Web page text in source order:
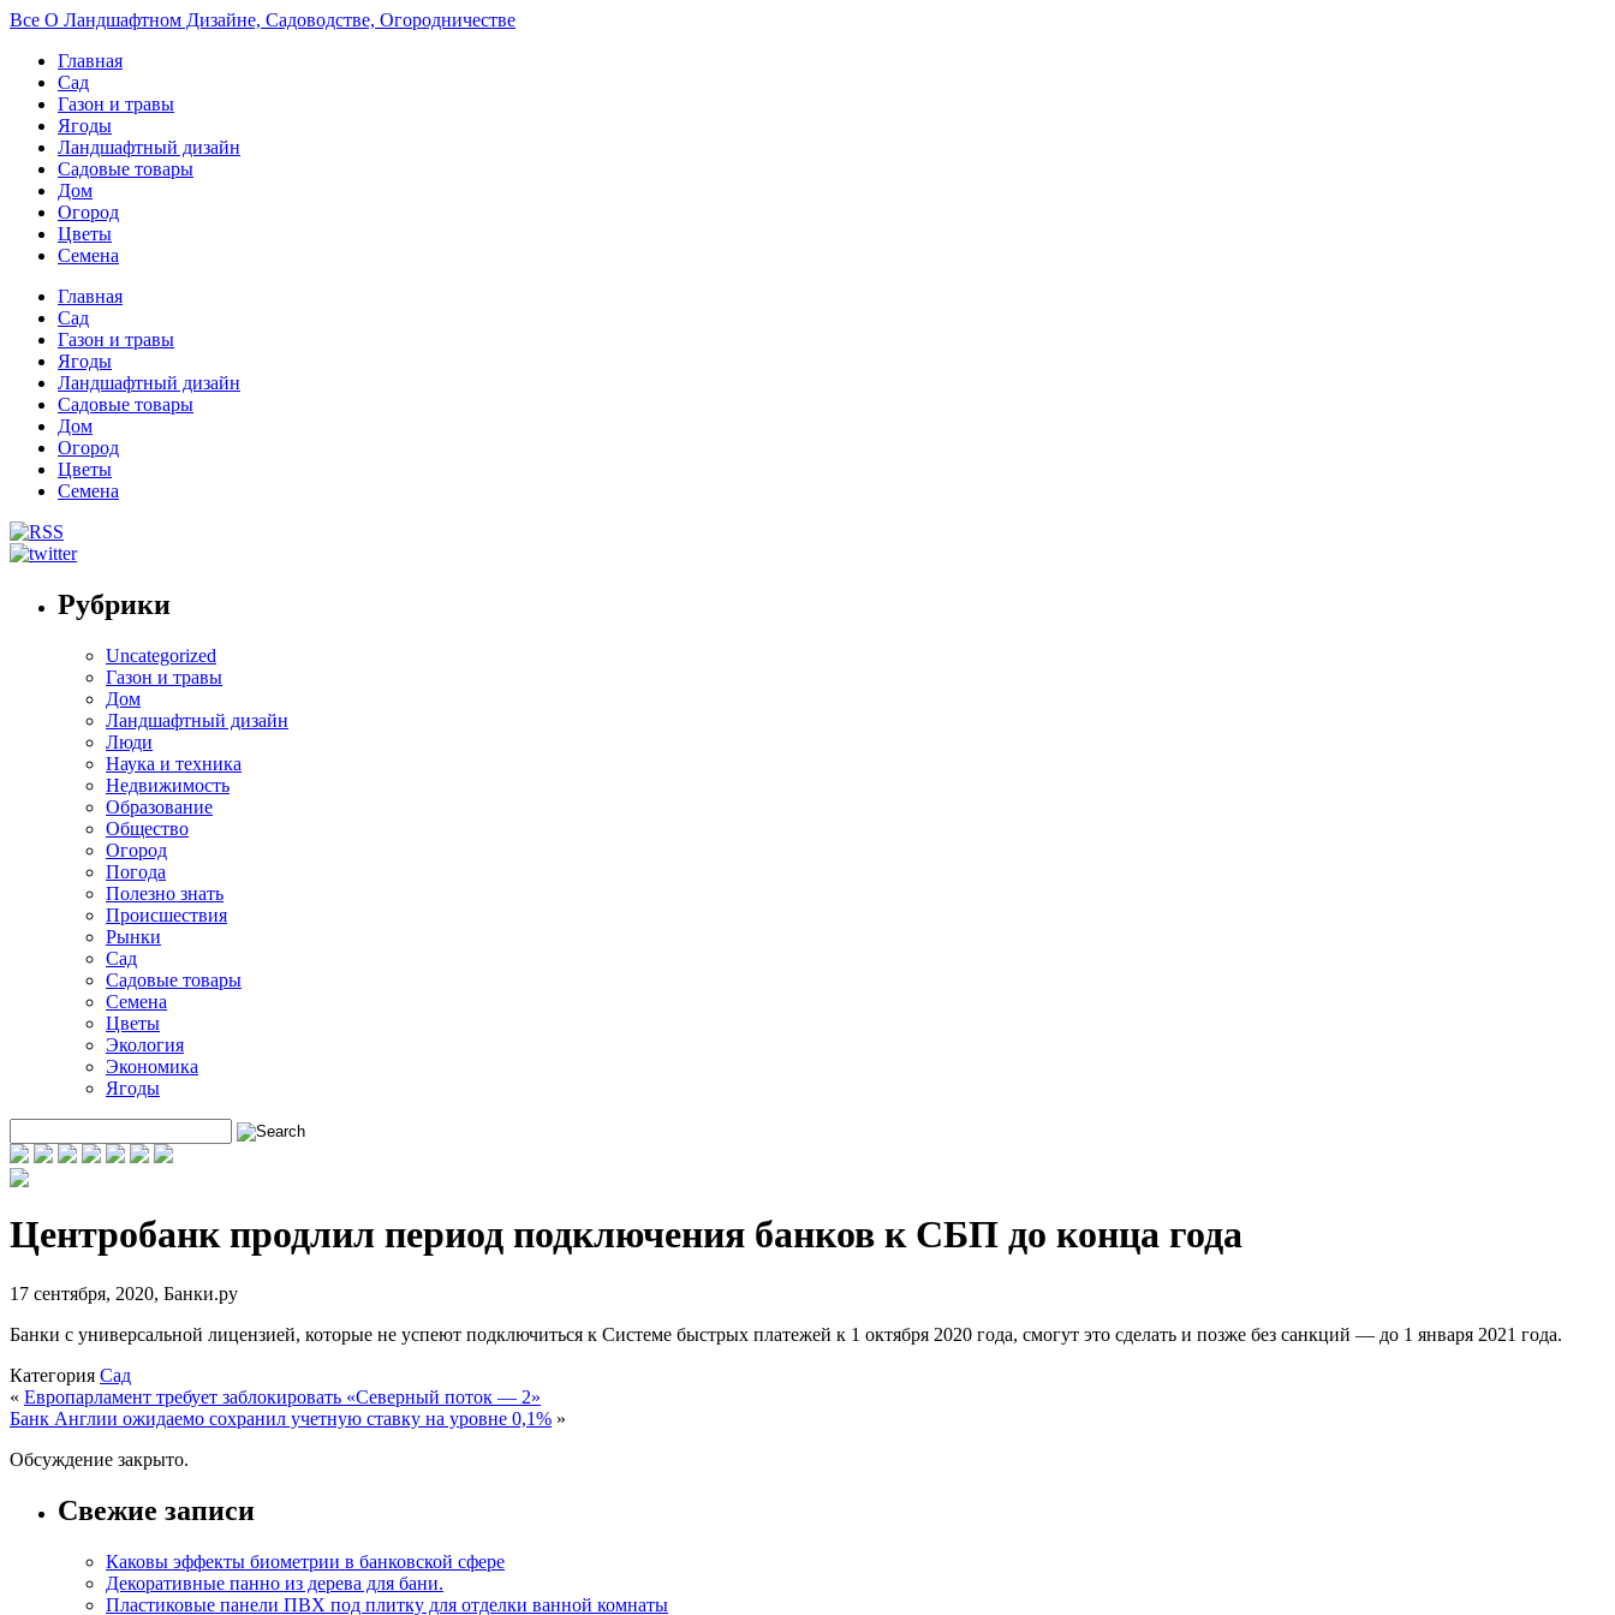
Все О Ландшафтном Дизайне, Садоводстве, Огородничестве
Главная
Сад
Газон и травы
Ягоды
Ландшафтный дизайн
Садовые товары
Дом
Огород
Цветы
Семена
Главная
Сад
Газон и травы
Ягоды
Ландшафтный дизайн
Садовые товары
Дом
Огород
Цветы
Семена
Рубрики
Uncategorized
Газон и травы
Дом
Ландшафтный дизайн
Люди
Наука и техника
Недвижимость
Образование
Общество
Огород
Погода
Полезно знать
Происшествия
Рынки
Сад
Садовые товары
Семена
Цветы
Экология
Экономика
Ягоды
Центробанк продлил период подключения банков к СБП до конца года
17 сентября, 2020, Банки.ру
Банки с универсальной лицензией, которые не успеют подключиться к Системе быстрых платежей к 1 октября 2020 года, смогут это сделать и позже без санкций — до 1 января 2021 года.
Категория Сад
« Европарламент требует заблокировать «Северный поток — 2»
Банк Англии ожидаемо сохранил учетную ставку на уровне 0,1% »
Обсуждение закрыто.
Свежие записи
Каковы эффекты биометрии в банковской сфере
Декоративные панно из дерева для бани.
Пластиковые панели ПВХ под плитку для отделки ванной комнаты